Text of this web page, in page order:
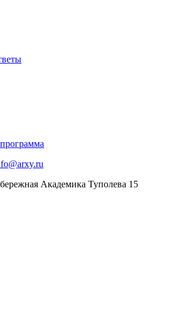
Академика Туполева 15